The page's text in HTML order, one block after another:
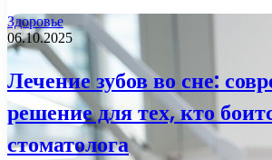
Здоровье
06.10.2025
Лечение зубов во сне:
решение для тех, кто
стоматолога